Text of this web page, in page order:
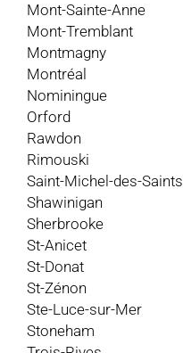
Mont-Sainte-Anne
Mont-Tremblant
Montmagny
Montréal
Nominingue
Orford
Rawdon
Rimouski
Saint-Michel-des-Saints
Shawinigan
Sherbrooke
St-Anicet
St-Donat
St-Zénon
Ste-Luce-sur-Mer
Stoneham